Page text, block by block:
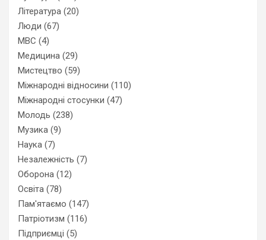
Література (20)
Люди (67)
МВС (4)
Медицина (29)
Мистецтво (59)
Міжнародні відносини (110)
Міжнародні стосунки (47)
Молодь (238)
Музика (9)
Наука (7)
Незалежність (7)
Оборона (12)
Освіта (78)
Пам'ятаємо (147)
Патріотизм (116)
Підприємці (5)